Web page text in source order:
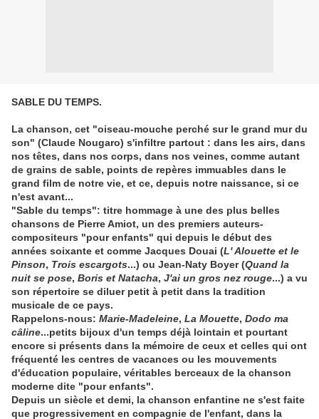
SABLE DU TEMPS.
La chanson, cet "oiseau-mouche perché sur le grand mur du
son" (Claude Nougaro) s'infiltre partout : dans les airs, dans
nos têtes, dans nos corps, dans nos veines, comme autant
de grains de sable, points de repères immuables dans le
grand film de notre vie, et ce, depuis notre naissance, si ce
n'est avant...
"Sable du temps": titre hommage à une des plus belles
chansons de Pierre Amiot, un des premiers auteurs-
compositeurs "pour enfants" qui depuis le début des
années soixante et comme Jacques Douai (L' Alouette et le
Pinson, Trois escargots...) ou Jean-Naty Boyer (Quand la
nuit se pose, Boris et Natacha, J'ai un gros nez rouge...) a vu
son répertoire se diluer petit à petit dans la tradition
musicale de ce pays.
Rappelons-nous: Marie-Madeleine, La Mouette, Dodo ma
câline...petits bijoux d'un temps déjà lointain et pourtant
encore si présents dans la mémoire de ceux et celles qui ont
fréquenté les centres de vacances ou les mouvements
d'éducation populaire, véritables berceaux de la chanson
moderne dite "pour enfants".
Depuis un siècle et demi, la chanson enfantine ne s'est faite
que progressivement en compagnie de l'enfant, dans la